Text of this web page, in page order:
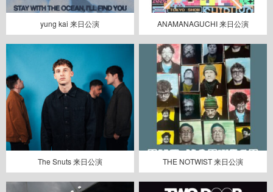
yung kai 来日公演 ANAMANAGUCHI 来日公演
The Snuts 来日公演 THE NOTWIST 来日公演